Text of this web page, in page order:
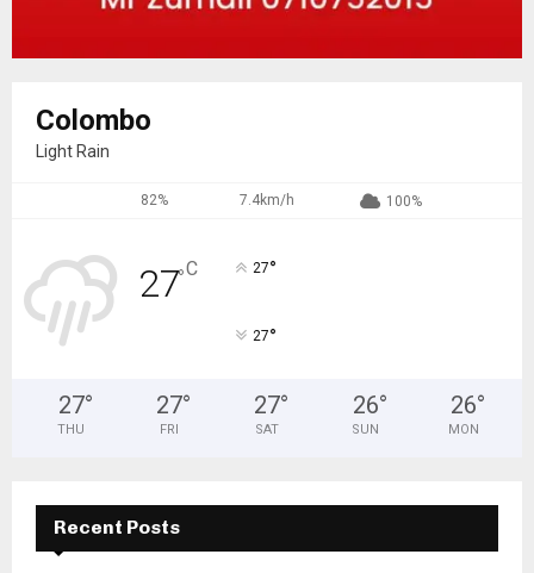
Colombo
Light Rain
82% 7.4km/h 100%
27°C 27°
27°
27°
THU
27°
FRI
27°
SAT
26°
SUN
26°
MON
Recent Posts